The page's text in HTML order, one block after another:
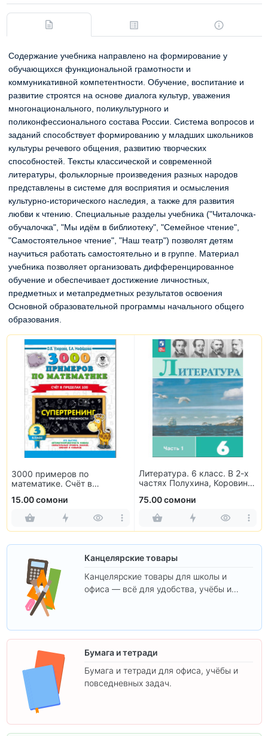
Содержание учебника направлено на формирование у
обучающихся функциональной грамотности и
коммуникативной компетентности. Обучение, воспитание и
развитие строятся на основе диалога культур, уважения
многонационального, поликультурного и
поликонфессионального состава России. Система вопросов и
заданий способствует формированию у младших школьников
культуры речевого общения, развитию творческих
способностей. Тексты классической и современной
литературы, фольклорные произведения разных народов
представлены в системе для восприятия и осмысления
культурно-исторического наследия, а также для развития
любви к чтению. Специальные разделы учебника ("Читалочка-
обучалочка", "Мы идём в библиотеку", "Семейное чтение",
"Самостоятельное чтение", "Наш театр") позволят детям
научиться работать самостоятельно и в группе. Материал
учебника позволяет организовать дифференцированное
обучение и обеспечивает достижение личностных,
предметных и метапредметных результатов освоения
Основной образовательной программы начального общего
образования.
3000 примеров по
математике. Счёт в
15.00 сомони
Литература. 6 класс. В 2-х
частях Полухина, Коровина,
75.00 сомони
Канцелярские товары
Канцелярские товары для школы и
офиса — всё для удобства, учёбы и
Бумага и тетради
Бумага и тетради для офиса, учёбы и
повседневных задач.